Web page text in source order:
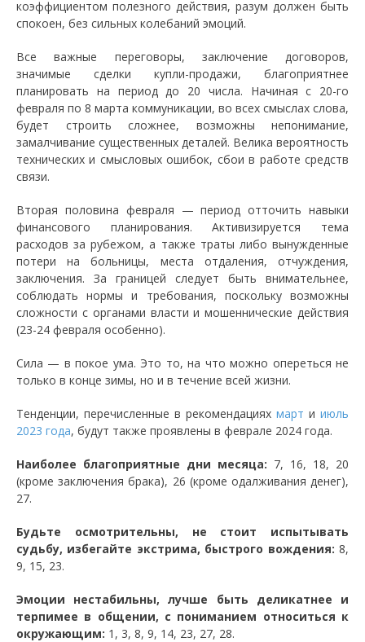
коэффициентом полезного действия, разум должен быть
спокоен, без сильных колебаний эмоций.
Все важные переговоры, заключение договоров,
значимые сделки купли-продажи, благоприятнее
планировать на период до 20 числа. Начиная с 20-го
февраля по 8 марта коммуникации, во всех смыслах слова,
будет строить сложнее, возможны непонимание,
замалчивание существенных деталей. Велика вероятность
технических и смысловых ошибок, сбои в работе средств
связи.
Вторая половина февраля — период отточить навыки
финансового планирования. Активизируется тема
расходов за рубежом, а также траты либо вынужденные
потери на больницы, места отдаления, отчуждения,
заключения. За границей следует быть внимательнее,
соблюдать нормы и требования, поскольку возможны
сложности с органами власти и мошеннические действия
(23-24 февраля особенно).
Сила — в покое ума. Это то, на что можно опереться не
только в конце зимы, но и в течение всей жизни.
Тенденции, перечисленные в рекомендациях март и июль
2023 года, будут также проявлены в феврале 2024 года.
Наиболее благоприятные дни месяца: 7, 16, 18, 20
(кроме заключения брака), 26 (кроме одалживания денег),
27.
Будьте осмотрительны, не стоит испытывать
судьбу, избегайте экстрима, быстрого вождения: 8,
9, 15, 23.
Эмоции нестабильны, лучше быть деликатнее и
терпимее в общении, с пониманием относиться к
окружающим: 1, 3, 8, 9, 14, 23, 27, 28.